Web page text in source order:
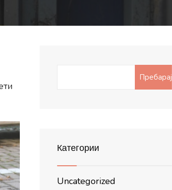
Пребарај
Категории
Uncategorized